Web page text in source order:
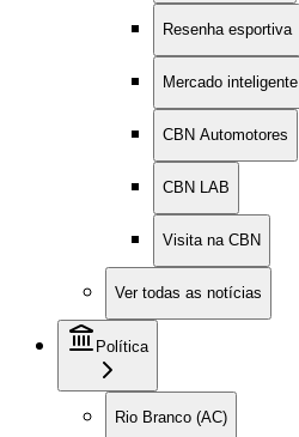
Resenha esportiva
Mercado inteligente
CBN Automotores
CBN LAB
Visita na CBN
Ver todas as notícias
Política
Rio Branco (AC)